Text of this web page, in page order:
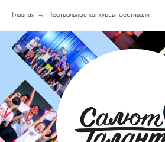
Главная → Театральные конкурсы-фестивали